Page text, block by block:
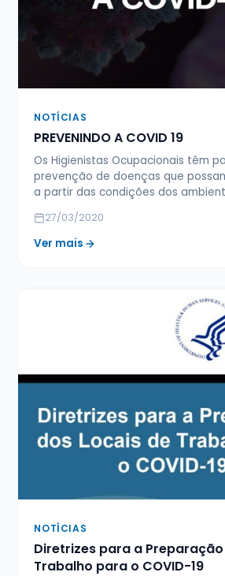
NOTÍCIAS
PREVENINDO A COVID 19
Os Higienistas Ocupacionais têm
prevenção de doenças que
a partir das condições dos
27/03/2020
Ver mais
NOTÍCIAS
Diretrizes para a
Trabalho para o COVID-19